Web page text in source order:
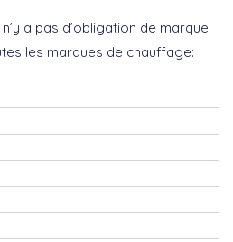
a pas d’obligation de marque.
les marques de chauffage: